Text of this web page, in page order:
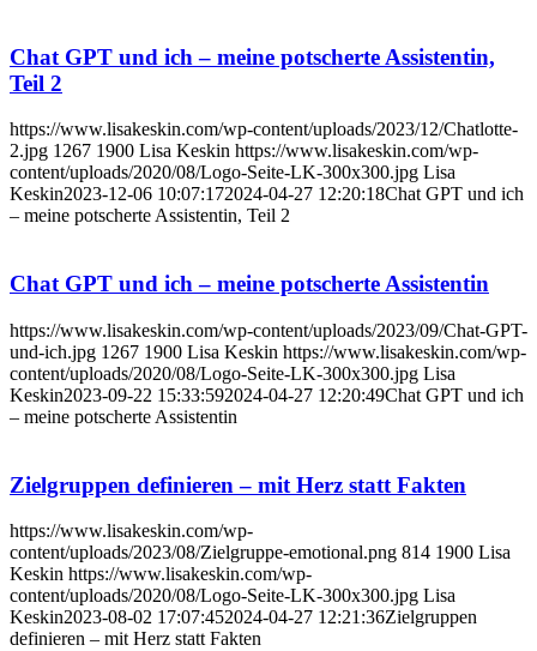
Chat GPT und ich – meine potscherte Assistentin,
Teil 2
https://www.lisakeskin.com/wp-content/uploads/2023/12/Chatlotte-
2.jpg 1267 1900 Lisa Keskin https://www.lisakeskin.com/wp-
content/uploads/2020/08/Logo-Seite-LK-300x300.jpg Lisa
Keskin2023-12-06 10:07:172024-04-27 12:20:18Chat GPT und ich
– meine potscherte Assistentin, Teil 2
Chat GPT und ich – meine potscherte Assistentin
https://www.lisakeskin.com/wp-content/uploads/2023/09/Chat-GPT-
und-ich.jpg 1267 1900 Lisa Keskin https://www.lisakeskin.com/wp-
content/uploads/2020/08/Logo-Seite-LK-300x300.jpg Lisa
Keskin2023-09-22 15:33:592024-04-27 12:20:49Chat GPT und ich
– meine potscherte Assistentin
Zielgruppen definieren – mit Herz statt Fakten
https://www.lisakeskin.com/wp-
content/uploads/2023/08/Zielgruppe-emotional.png 814 1900 Lisa
Keskin https://www.lisakeskin.com/wp-
content/uploads/2020/08/Logo-Seite-LK-300x300.jpg Lisa
Keskin2023-08-02 17:07:452024-04-27 12:21:36Zielgruppen
definieren – mit Herz statt Fakten